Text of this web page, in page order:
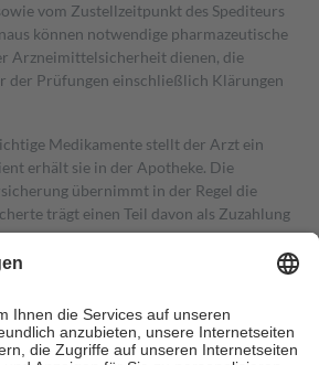
vom Zustellzeitpunkt des Spediteurs
können notwendige pharmazeutische
Arzneimittelsicherheit dienen, die
der Prüfungen einschließlich Klärungen
Medikamente stellt der Arzt ein
erhält sie in der Apotheke. Die
übernimmt in der Regel die
trägt einen Teil davon als Zuzahlung
Zuzahlungen in Höhe von zehn
sind jedoch nie mehr als die tatsächlichen
auch für Online-Apotheken.